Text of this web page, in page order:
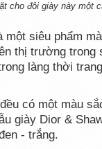
cho đôi giày này một
một siêu phẩm
thị trường trong
làng thời
có một màu
giày Dior &
- trắng.